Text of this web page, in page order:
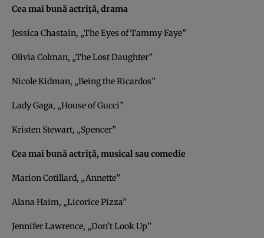
Cea mai bună actriță, drama
Jessica Chastain, „The Eyes of Tammy Faye”
Olivia Colman, „The Lost Daughter”
Nicole Kidman, „Being the Ricardos”
Lady Gaga, „House of Gucci”
Kristen Stewart, „Spencer”
Cea mai bună actriță, musical sau comedie
Marion Cotillard, „Annette”
Alana Haim, „Licorice Pizza”
Jennifer Lawrence, „Don’t Look Up”